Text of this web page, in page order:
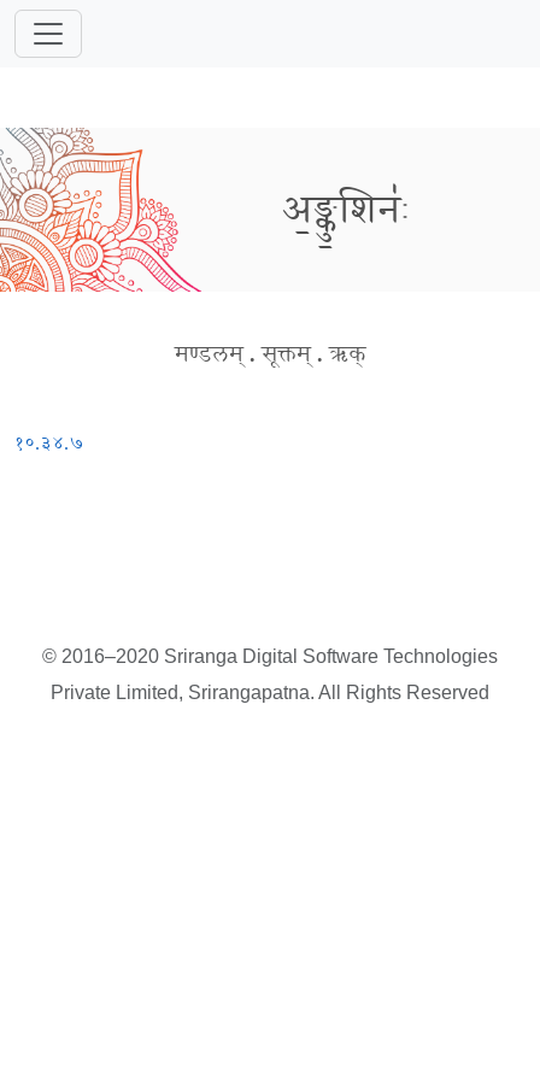
अ॒ङ्कु॒शिनः॑
मण्डलम् . सूक्तम् . ऋक्
१०.३४.७
© 2016–2020 Sriranga Digital Software Technologies
Private Limited, Srirangapatna. All Rights Reserved